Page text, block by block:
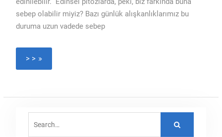
sebep olabilir miyiz? Bazı günlük alışkanlıklarımız bu
duruma uzun vadede sebep
> >
for: